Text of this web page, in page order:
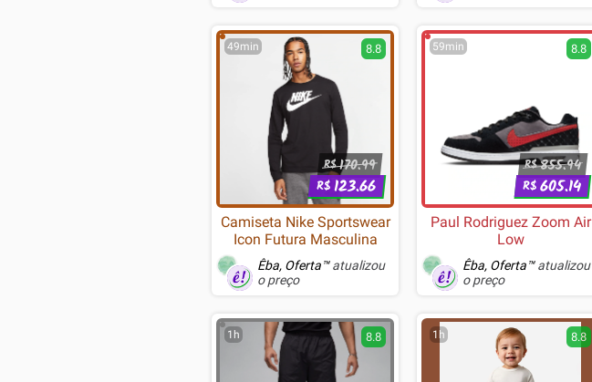
49min 8.8
R$170.99
R$123.66
Camiseta Nike Sportswear
Icon Futura Masculina
Êba, Oferta™atualizou
o preço
59min 8.8
R$855.94
R$605.14
Paul Rodriguez Zoom Air
Low
Êba, Oferta™atualizou
o preço
1h 8.8 1h 8.8